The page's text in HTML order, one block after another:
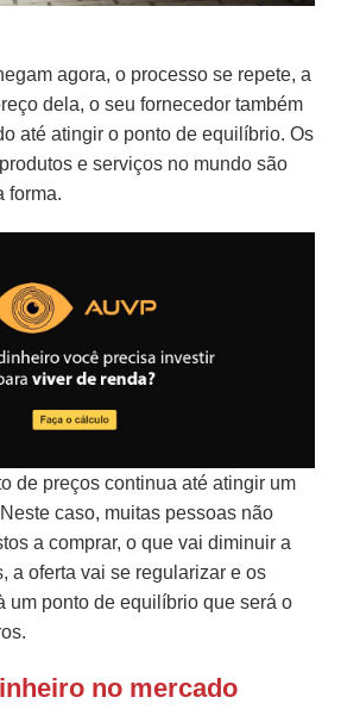
agora, o processo se repete, a
dela, o seu fornecedor também
até atingir o ponto de equilíbrio. Os
e serviços no mundo são
forma.
de preços continua até atingir um
caso, muitas pessoas não
a comprar, o que vai diminuir a
a oferta vai se regularizar e os
um ponto de equilíbrio que será o
no mercado